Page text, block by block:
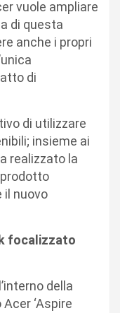
vuole ampliare
di questa
anche i propri
di
di utilizzare
insieme ai
realizzato la
il nuovo
focalizzato
della
Acer ‘Aspire